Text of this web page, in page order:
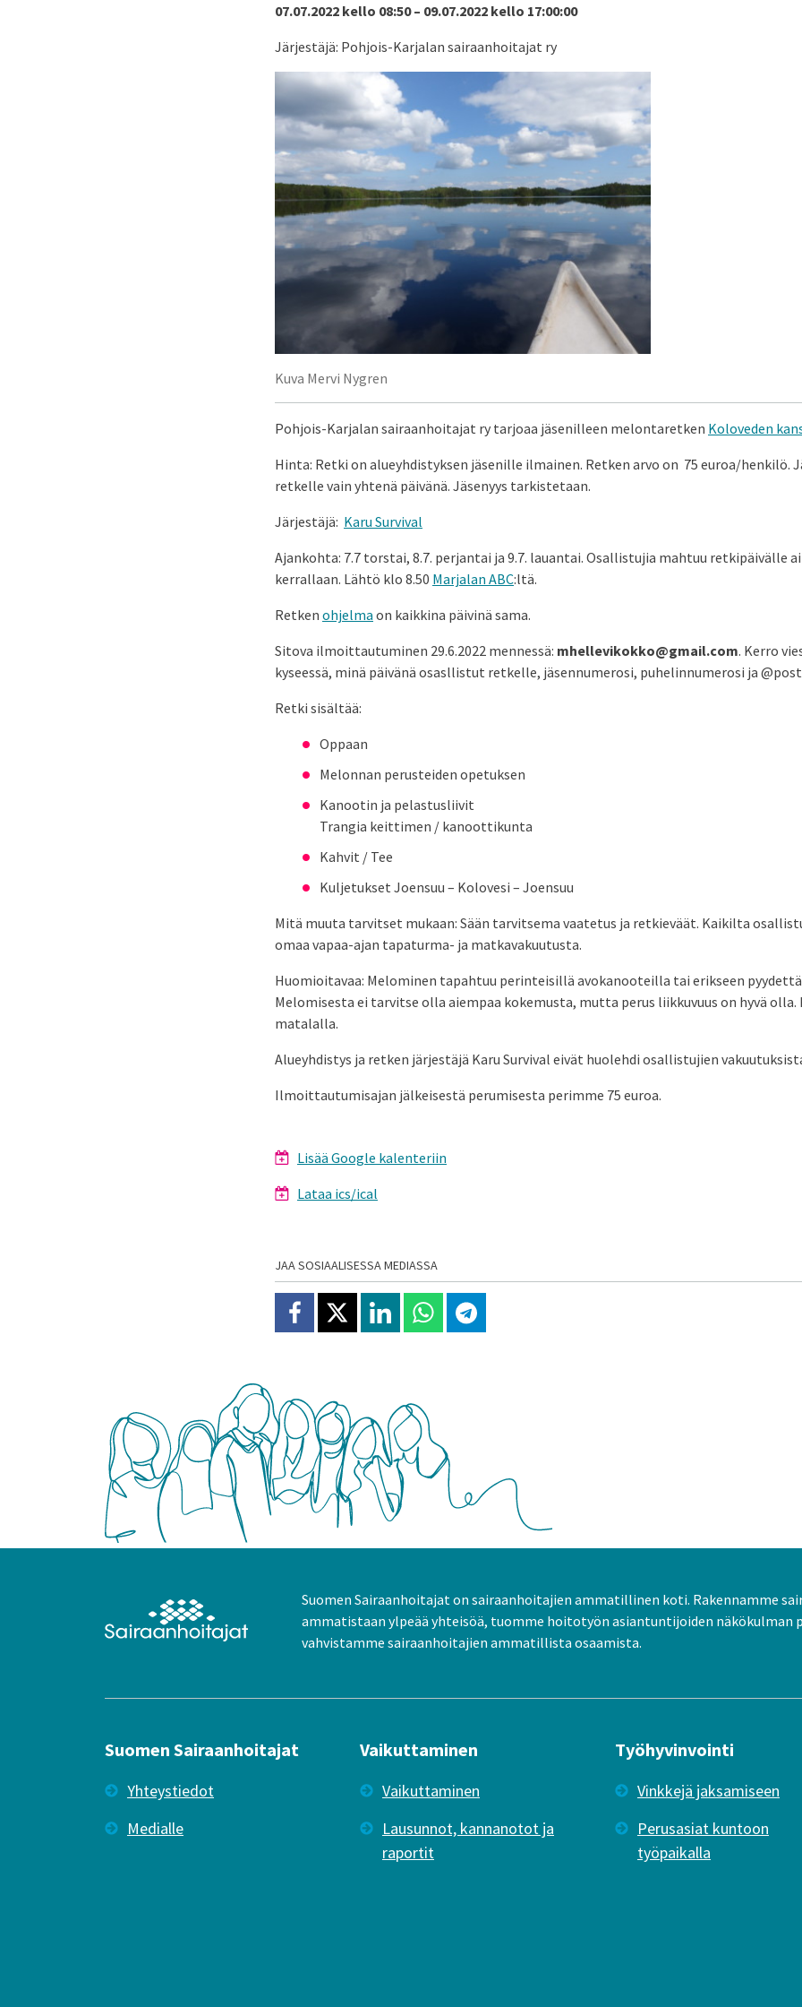
07.07.2022 kello 08:50 – 09.07.2022 kello 17:00:00
Järjestäjä: Pohjois-Karjalan sairaanhoitajat ry
Kuva Mervi Nygren
Pohjois-Karjalan sairaanhoitajat ry tarjoaa jäsenilleen melontaretken Koloveden
Hinta: Retki on alueyhdistyksen jäsenille ilmainen. Retken arvo on 75 euroa/henkilö.
retkelle vain yhtenä päivänä. Jäsenyys tarkistetaan.
Järjestäjä: Karu Survival
Ajankohta: 7.7 torstai, 8.7. perjantai ja 9.7. lauantai. Osallistujia mahtuu retkipäivälle
kerrallaan. Lähtö klo 8.50 Marjalan ABC:ltä.
Retken ohjelma on kaikkina päivinä sama.
Sitova ilmoittautuminen 29.6.2022 mennessä: mhellevikokko@gmail.com. Kerro
kyseessä, minä päivänä osasllistut retkelle, jäsennumerosi, puhelinnumerosi ja
Retki sisältää:
Oppaan
Melonnan perusteiden opetuksen
Kanootin ja pelastusliivit
Trangia keittimen / kanoottikunta
Kahvit / Tee
Kuljetukset Joensuu – Kolovesi – Joensuu
Mitä muuta tarvitset mukaan: Sään tarvitsema vaatetus ja retkieväät. Kaikilta
omaa vapaa-ajan tapaturma- ja matkavakuutusta.
Huomioitavaa: Melominen tapahtuu perinteisillä avokanooteilla tai erikseen
Melomisesta ei tarvitse olla aiempaa kokemusta, mutta perus liikkuvuus on hyvä
matalalla.
Alueyhdistys ja retken järjestäjä Karu Survival eivät huolehdi osallistujien
Ilmoittautumisajan jälkeisestä perumisesta perimme 75 euroa.
Lisää Google kalenteriin
Lataa ics/ical
JAA SOSIAALISESSA MEDIASSA
Jaa Facebookissa
Jaa X:ssäJaa Linkedinissä
Jaa Whatsappissa
Jaa Telegramissa
Suomen Sairaanhoitajat on sairaanhoitajien ammatillinen koti. Rakennamme
ammatistaan ylpeää yhteisöä, tuomme hoitotyön asiantuntijoiden näkökulman
vahvistamme sairaanhoitajien ammatillista osaamista.
Suomen Sairaanhoitajat
Yhteystiedot
Medialle
Vaikuttaminen
Vaikuttaminen
Lausunnot, kannanotot ja
raportit
Työhyvinvointi
Vinkkejä jaksamiseen
Perusasiat kuntoon
työpaikalla